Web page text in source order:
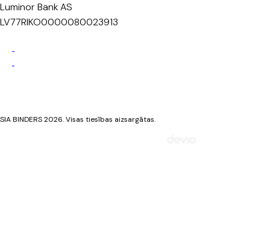
Luminor Bank AS
LV77RIKO0000080023913
SIA BINDERS 2026. Visas tiesības aizsargātas.